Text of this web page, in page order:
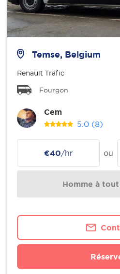
Temse, Belgium
Renault Trafic
Fourgon
Cem
5.0 (8)
€40/hr ou
Homme à